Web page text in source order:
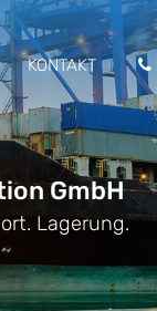
KONTAKT
GmbH
Lagerung.